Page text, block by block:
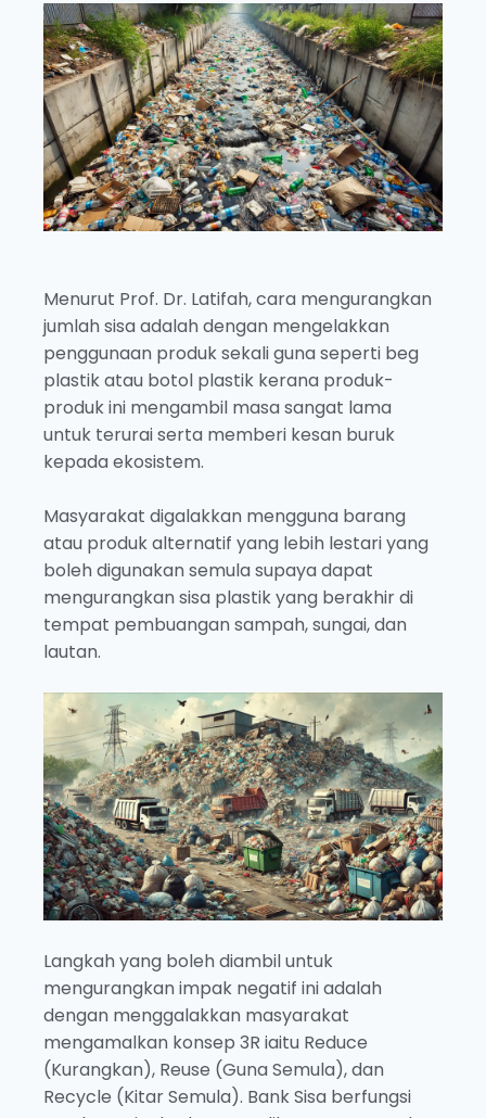
Menurut Prof. Dr. Latifah, cara mengurangkan
jumlah sisa adalah dengan mengelakkan
penggunaan produk sekali guna seperti beg
plastik atau botol plastik kerana produk-
produk ini mengambil masa sangat lama
untuk terurai serta memberi kesan buruk
kepada ekosistem.
Masyarakat digalakkan mengguna barang
atau produk alternatif yang lebih lestari yang
boleh digunakan semula supaya dapat
mengurangkan sisa plastik yang berakhir di
tempat pembuangan sampah, sungai, dan
lautan.
Langkah yang boleh diambil untuk
mengurangkan impak negatif ini adalah
dengan menggalakkan masyarakat
mengamalkan konsep 3R iaitu Reduce
(Kurangkan), Reuse (Guna Semula), dan
Recycle (Kitar Semula). Bank Sisa berfungsi